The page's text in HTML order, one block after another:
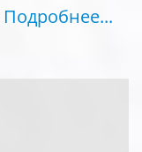
Подробнее...